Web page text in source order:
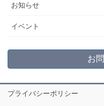
お知らせ
イベント
お
プライバシーポリシー